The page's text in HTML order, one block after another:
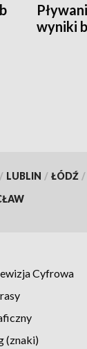
wyniki
/ LUBLIN / ŁÓDŹ /
Cyfrowa
(znaki)